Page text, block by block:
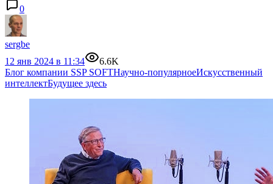
0
sergbe
12 янв 2024 в 11:34
6.6K
Блог компании SSP SOFTНаучно-популярноеИскусственный
интеллектБудущее здесь